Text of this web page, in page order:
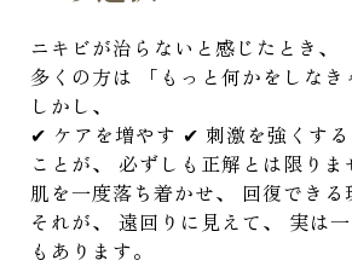
ニキビが治らないと感じたとき、
多くの方は 「もっと何かをしな
しかし、
✔ ケアを増やす ✔ 刺激を強くする
ことが、 必ずしも正解とは限りま
肌を一度落ち着かせ、 回復できる
それが、 遠回りに見えて、 実は
もあります。